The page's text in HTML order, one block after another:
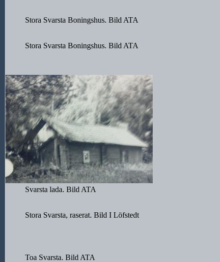
Stora Svarsta Boningshus. Bild ATA
Stora Svarsta Boningshus. Bild ATA
Svarsta lada. Bild ATA
Stora Svarsta, raserat. Bild I Löfstedt
Toa Svarsta. Bild ATA